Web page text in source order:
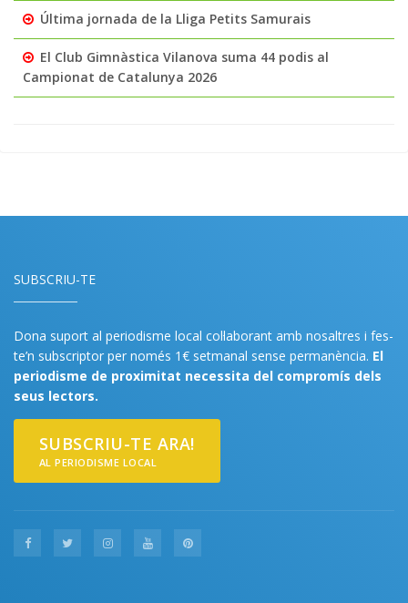
Última jornada de la Lliga Petits Samurais
El Club Gimnàstica Vilanova suma 44 podis al
Campionat de Catalunya 2026
SUBSCRIU-TE
Dona suport al periodisme local col·laborant amb nosaltres i fes-
te’n subscriptor per només 1€ setmanal sense permanència. El
periodisme de proximitat necessita del compromís dels
seus lectors.
SUBSCRIU-TE ARA!
AL PERIODISME LOCAL